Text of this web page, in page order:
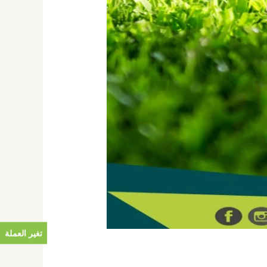
تغير العملة